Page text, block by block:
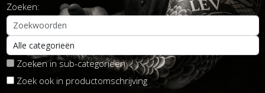
Zoeken:
Zoeken in sub-categorieën
Zoek ook in productomschrijving